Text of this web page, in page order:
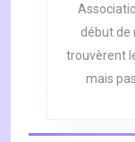
début de
trouvèrent
mais